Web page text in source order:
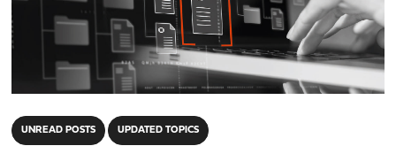
UNREAD POSTS UPDATED TOPICS